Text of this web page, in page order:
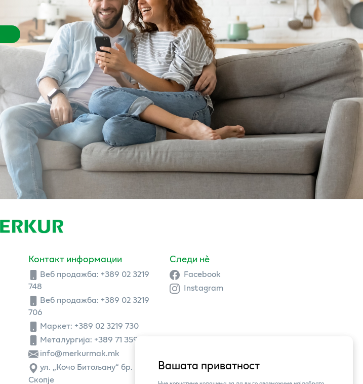
Вашата приватност
Контакт информации
Веб продажба: +389 02 3219
748
Веб продажба: +389 02 3219
706
Маркет: +389 02 3219 730
Металургија: +389 71 359 504
info@merkurmak.mk
ул. „Кочо Битољану“ бр. 3,
Скопје
Следи нè
Facebook
Instagram